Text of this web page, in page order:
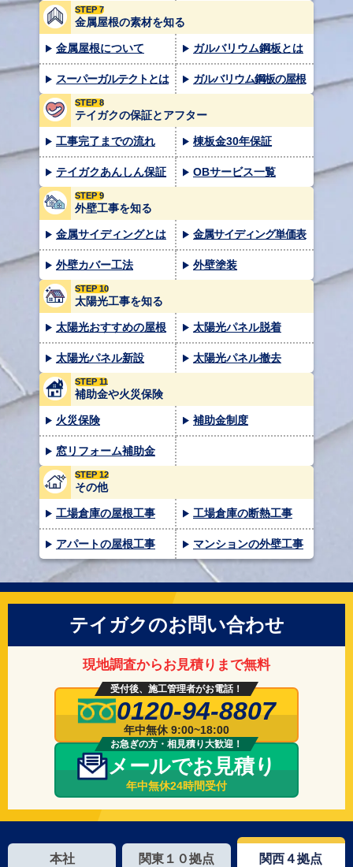
STEP 7
金属屋根の素材を知る
金属屋根について ガルバリウム鋼板とは
スーパーガルテクトとは ガルバリウム鋼板の屋根
STEP 8
テイガクの保証とアフター
工事完了までの流れ 棟板金30年保証
テイガクあんしん保証 OBサービス一覧
STEP 9
外壁工事を知る
金属サイディングとは 金属サイディング単価表
外壁カバー工法 外壁塗装
STEP 10
太陽光工事を知る
太陽光おすすめの屋根 太陽光パネル脱着
太陽光パネル新設 太陽光パネル撤去
STEP 11
補助金や火災保険
火災保険 補助金制度
窓リフォーム補助金
STEP 12
その他
工場倉庫の屋根工事 工場倉庫の断熱工事
アパートの屋根工事 マンションの外壁工事
テイガクのお問い合わせ
現地調査からお見積りまで無料
受付後、施工管理者がお電話！
0120-94-8807
年中無休 9:00~18:00
お急ぎの方・相見積り大歓迎！
メールでお見積り
年中無休24時間受付
本社 関東１０拠点 関西４拠点